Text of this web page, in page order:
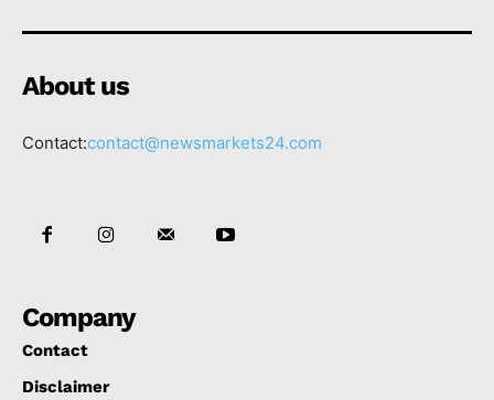
About us
Contact:contact@newsmarkets24.com
Company
Contact
Disclaimer